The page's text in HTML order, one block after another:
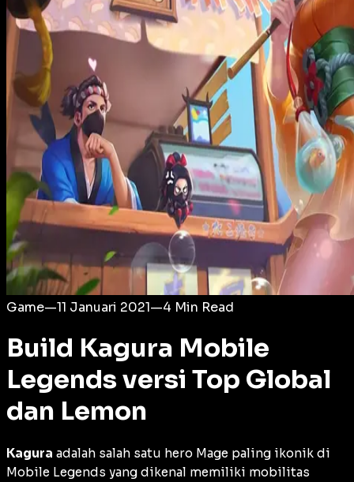
Login
Game—11 Januari 2021—4 Min Read
Build Kagura Mobile
Legends versi Top Global
dan Lemon
Kagura adalah salah satu hero Mage paling ikonik di
Mobile Legends yang dikenal memiliki mobilitas